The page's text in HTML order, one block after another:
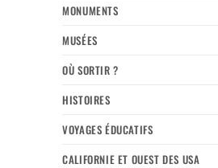
MONUMENTS
MUSÉES
OÙ SORTIR ?
HISTOIRES
VOYAGES ÉDUCATIFS
CALIFORNIE ET OUEST DES USA